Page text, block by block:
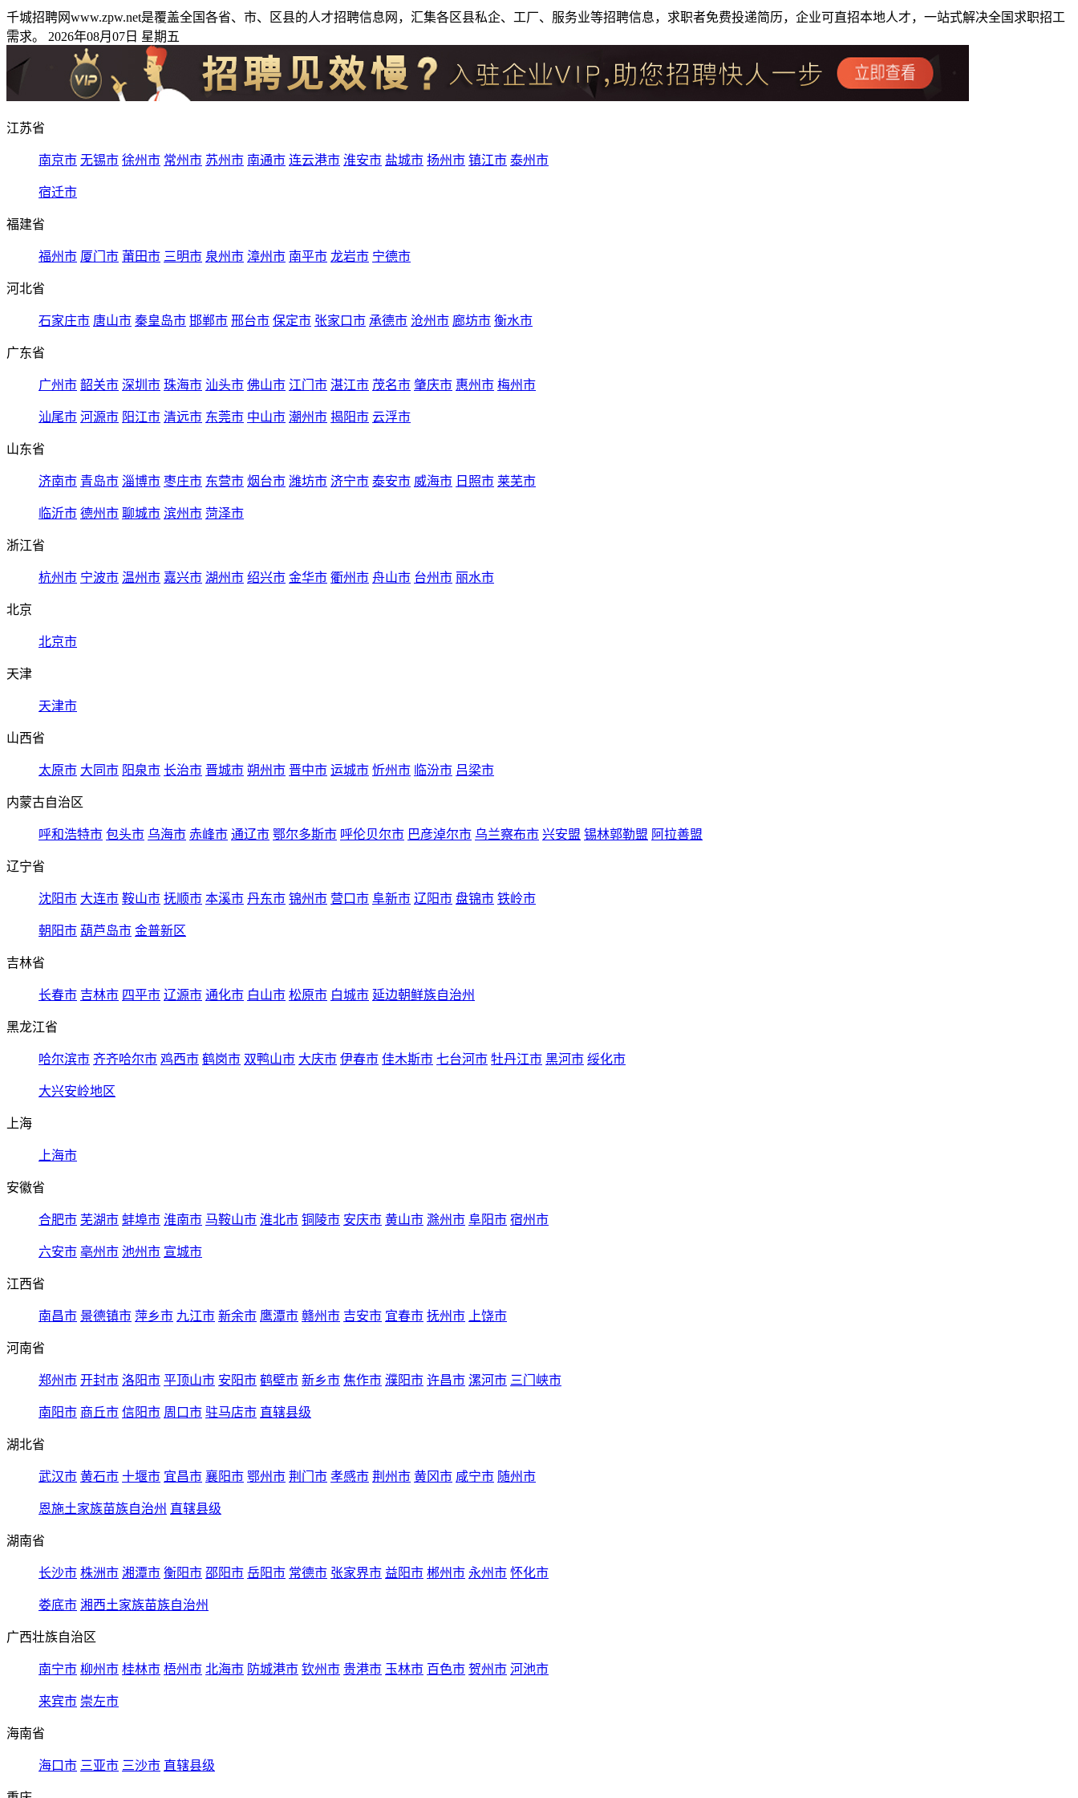
千城招聘网www.zpw.net是覆盖全国各省、市、区县的人才招聘信息网，汇集各区县私企、工厂、服务业等招聘信息，求职者免费投递简历，企业可直招本地人才，一站式解决全国求职招工
需求。 2026年08月07日 星期五
江苏省
南京市 无锡市 徐州市 常州市 苏州市 南通市 连云港市 淮安市 盐城市 扬州市 镇江市 泰州市
宿迁市
福建省
福州市 厦门市 莆田市 三明市 泉州市 漳州市 南平市 龙岩市 宁德市
河北省
石家庄市 唐山市 秦皇岛市 邯郸市 邢台市 保定市 张家口市 承德市 沧州市 廊坊市 衡水市
广东省
广州市 韶关市 深圳市 珠海市 汕头市 佛山市 江门市 湛江市 茂名市 肇庆市 惠州市 梅州市
汕尾市 河源市 阳江市 清远市 东莞市 中山市 潮州市 揭阳市 云浮市
山东省
济南市 青岛市 淄博市 枣庄市 东营市 烟台市 潍坊市 济宁市 泰安市 威海市 日照市 莱芜市
临沂市 德州市 聊城市 滨州市 菏泽市
浙江省
杭州市 宁波市 温州市 嘉兴市 湖州市 绍兴市 金华市 衢州市 舟山市 台州市 丽水市
北京
北京市
天津
天津市
山西省
太原市 大同市 阳泉市 长治市 晋城市 朔州市 晋中市 运城市 忻州市 临汾市 吕梁市
内蒙古自治区
呼和浩特市 包头市 乌海市 赤峰市 通辽市 鄂尔多斯市 呼伦贝尔市 巴彦淖尔市 乌兰察布市 兴安盟 锡林郭勒盟 阿拉善盟
辽宁省
沈阳市 大连市 鞍山市 抚顺市 本溪市 丹东市 锦州市 营口市 阜新市 辽阳市 盘锦市 铁岭市
朝阳市 葫芦岛市 金普新区
吉林省
长春市 吉林市 四平市 辽源市 通化市 白山市 松原市 白城市 延边朝鲜族自治州
黑龙江省
哈尔滨市 齐齐哈尔市 鸡西市 鹤岗市 双鸭山市 大庆市 伊春市 佳木斯市 七台河市 牡丹江市 黑河市 绥化市
大兴安岭地区
上海
上海市
安徽省
合肥市 芜湖市 蚌埠市 淮南市 马鞍山市 淮北市 铜陵市 安庆市 黄山市 滁州市 阜阳市 宿州市
六安市 亳州市 池州市 宣城市
江西省
南昌市 景德镇市 萍乡市 九江市 新余市 鹰潭市 赣州市 吉安市 宜春市 抚州市 上饶市
河南省
郑州市 开封市 洛阳市 平顶山市 安阳市 鹤壁市 新乡市 焦作市 濮阳市 许昌市 漯河市 三门峡市
南阳市 商丘市 信阳市 周口市 驻马店市 直辖县级
湖北省
武汉市 黄石市 十堰市 宜昌市 襄阳市 鄂州市 荆门市 孝感市 荆州市 黄冈市 咸宁市 随州市
恩施土家族苗族自治州 直辖县级
湖南省
长沙市 株洲市 湘潭市 衡阳市 邵阳市 岳阳市 常德市 张家界市 益阳市 郴州市 永州市 怀化市
娄底市 湘西土家族苗族自治州
广西壮族自治区
南宁市 柳州市 桂林市 梧州市 北海市 防城港市 钦州市 贵港市 玉林市 百色市 贺州市 河池市
来宾市 崇左市
海南省
海口市 三亚市 三沙市 直辖县级